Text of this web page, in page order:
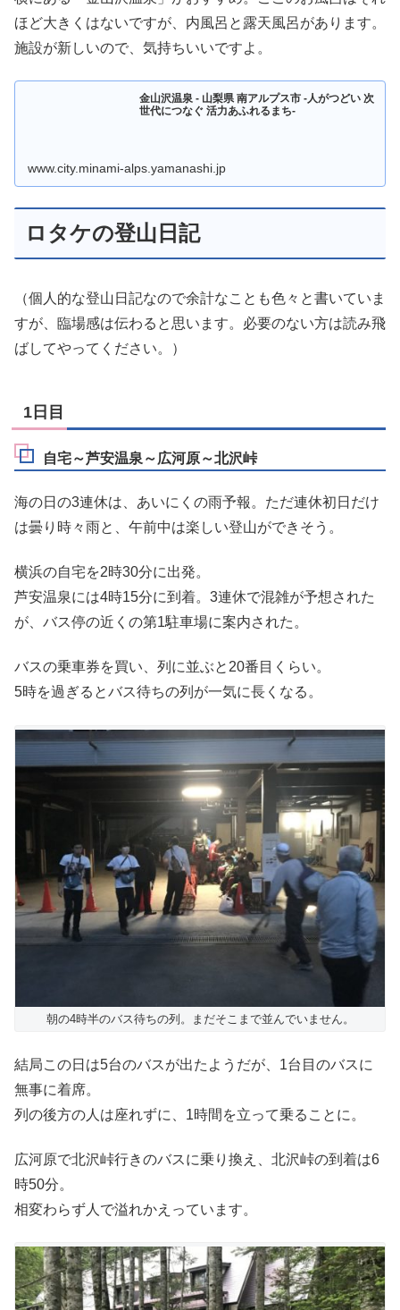
ほど大きくはないですが、内風呂と露天風呂があります。
施設が新しいので、気持ちいいですよ。
金山沢温泉 - 山梨県 南アルプス市 -人がつどい 次
世代につなぐ 活力あふれるまち-
www.city.minami-alps.yamanashi.jp
ロタケの登山日記
（個人的な登山日記なので余計なことも色々と書いていま
すが、臨場感は伝わると思います。必要のない方は読み飛
ばしてやってください。）
1日目
自宅～芦安温泉～広河原～北沢峠
海の日の3連休は、あいにくの雨予報。ただ連休初日だけ
は曇り時々雨と、午前中は楽しい登山ができそう。
横浜の自宅を2時30分に出発。
芦安温泉には4時15分に到着。3連休で混雑が予想された
が、バス停の近くの第1駐車場に案内された。
バスの乗車券を買い、列に並ぶと20番目くらい。
5時を過ぎるとバス待ちの列が一気に長くなる。
朝の4時半のバス待ちの列。まだそこまで並んでいません。
結局この日は5台のバスが出たようだが、1台目のバスに
無事に着席。
列の後方の人は座れずに、1時間を立って乗ることに。
広河原で北沢峠行きのバスに乗り換え、北沢峠の到着は6
時50分。
相変わらず人で溢れかえっています。